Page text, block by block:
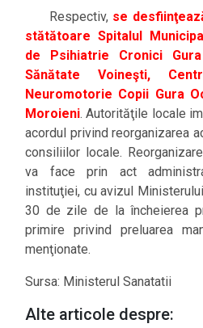
Respectiv, se
stătătoare Spitalul
de Psihiatrie Cronici
Sănătate Voineşti,
Neuromotorie Copii Gura
Moroieni. Autorităţile locale
acordul privind reorganizarea
consiliilor locale.
va face prin act
instituţiei, cu avizul
30 de zile de la încheierea
primire privind preluarea
menţionate.
Sursa: Ministerul Sanatatii
Alte articole despre: